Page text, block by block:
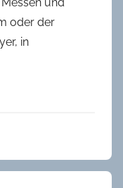
oder der
in